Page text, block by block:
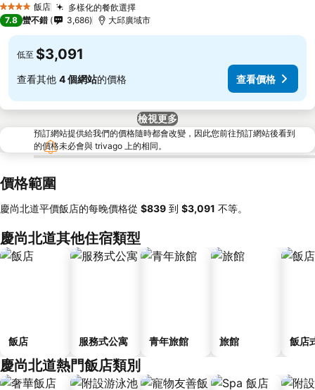
4 星級 飯店 多樣化的餐飲選擇
7.8 蠻不錯 3,686 大邱廣域市
低至 $3,091
查看其他 4 個網站的價格 查看價格
檢視更多
預訂網站提供給我們的價格隨時都會改變，因此您前往預訂網站後看到
的價格未必會與 trivago 上的相同。
價格範圍
慶尚北道平價飯店的每晚價格從 ‎$839 到 ‎$3,091 不等。
慶尚北道其他住宿類型
飯店 服務式公寓 青年旅館 旅館 飯店
慶尚北道熱門飯店類別